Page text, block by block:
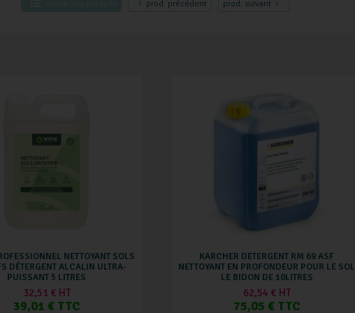
prod. précédent prod. suivant
NETTOYANT SOLS
DÉTERGENT ALCALIN ULTRA-
PUISSANT 5 LITRES
32,51 € HT
39,01 € TTC
KARCHER DETERGENT RM 69 ASF
NETTOYANT EN PROFONDEUR POUR LE SOL
LE BIDON DE 10LITRES
62,54 € HT
75,05 € TTC